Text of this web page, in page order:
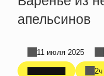
апельсинов
2ч
11 июля 2025